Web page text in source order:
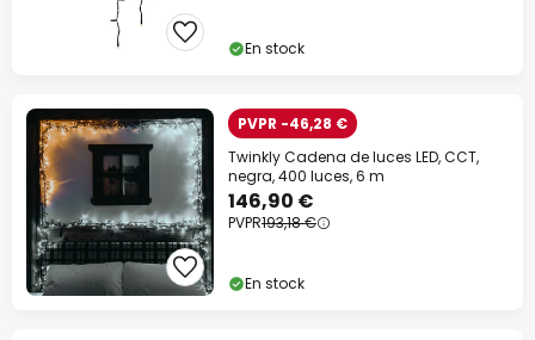
En stock
PVPR -46,28 €
Twinkly Cadena de luces LED, CCT,
negra, 400 luces, 6 m
146,90 €
PVPR193,18 €
En stock